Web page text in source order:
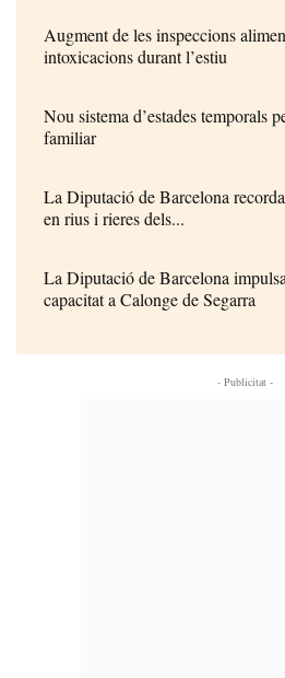
Augment de les inspeccions
intoxicacions durant l’estiu
Nou sistema d’estades temporals
familiar
La Diputació de Barcelona
en rius i rieres dels...
La Diputació de Barcelona
capacitat a Calonge de Segarra
- Publicitat -